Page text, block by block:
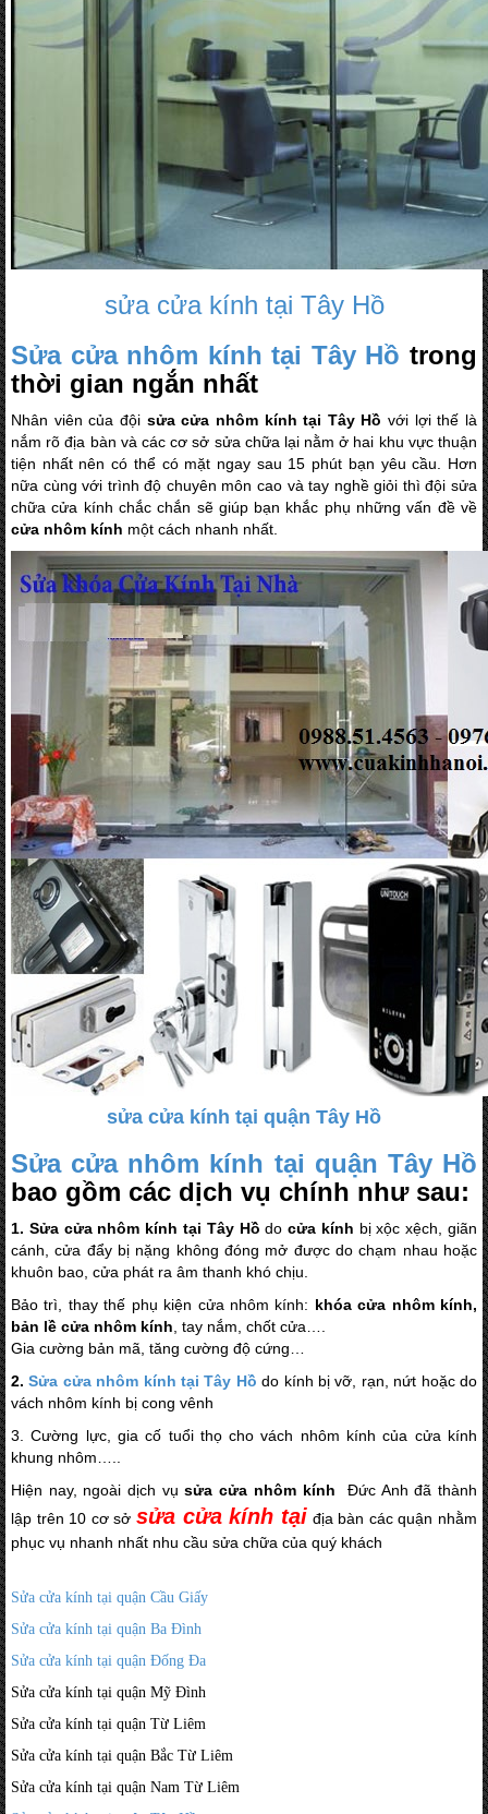
sửa cửa kính tại Tây Hồ
Sửa cửa nhôm kính tại Tây Hồ trong
thời gian ngắn nhất
Nhân viên của đội sửa cửa nhôm kính tại Tây Hồ với lợi thế là
nắm rõ địa bàn và các cơ sở sửa chữa lại nằm ở hai khu vực thuận
tiện nhất nên có thể có mặt ngay sau 15 phút bạn yêu cầu. Hơn
nữa cùng với trình độ chuyên môn cao và tay nghề giỏi thì đội sửa
chữa cửa kính chắc chắn sẽ giúp bạn khắc phụ những vấn đề về
cửa nhôm kính một cách nhanh nhất.
sửa cửa kính tại quận Tây Hồ
Sửa cửa nhôm kính tại quận Tây Hồ
bao gồm các dịch vụ chính như sau:
1. Sửa cửa nhôm kính tại Tây Hồ docửa kính bị xộc xệch, giãn
cánh, cửa đẩy bị nặng không đóng mở được do chạm nhau hoặc
khuôn bao, cửa phát ra âm thanh khó chịu.
Bảo trì, thay thế phụ kiện cửa nhôm kính: khóa cửa nhôm kính,
bản lề cửa nhôm kính , tay nắm, chốt cửa….
Gia cường bản mã, tăng cường độ cứng…
2.Sửa cửa nhôm kính tại Tây Hồ do kính bị vỡ, rạn, nứt hoặc do
vách nhôm kính bị cong vênh
3. Cường lực, gia cố tuổi thọ cho vách nhôm kính của cửa kính
khung nhôm…..
Hiện nay, ngoài dịch vụsửa cửa nhôm kính Đức Anh đã thành
lập trên 10 cơ sởsửa cửa kính tại địa bàn các quận nhằm
phục vụ nhanh nhất nhu cầu sửa chữa của quý khách
Sửa cửa kính tại quận Cầu Giấy
Sửa cửa kính tại quận Ba Đình
Sửa cửa kính tại quận Đống Đa
Sửa cửa kính tại quận Mỹ Đình
Sửa cửa kính tại quận Từ Liêm
Sửa cửa kính tại quận Bắc Từ Liêm
Sửa cửa kính tại quận Nam Từ Liêm